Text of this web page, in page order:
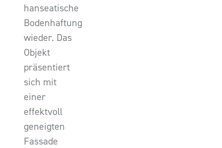
hanseatische
Bodenhaftung
wieder. Das
Objekt
präsentiert
sich mit
einer
effektvoll
geneigten
Fassade